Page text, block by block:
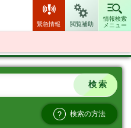
緊急情報 閲覧補助
情報検索
メニュー
検索の方法